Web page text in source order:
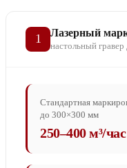
1 Лазерный
настольный
Стандартная
до 300×300 мм
250–400 м³/час